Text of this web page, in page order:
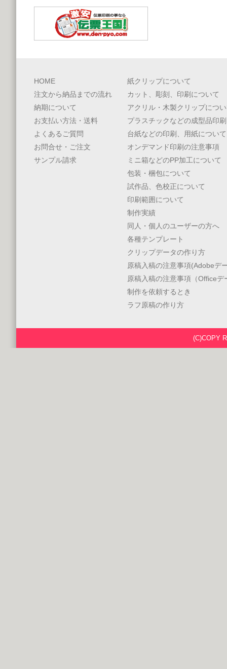
HOME
注文から納品までの流れ
納期について
お支払い方法・送料
よくあるご質問
お問合せ・ご注文
サンプル請求
紙クリップについて
カット、彫刻、印刷について
アクリル・木製クリップにつ
プラスチックなどの成型品印
台紙などの印刷、用紙について
オンデマンド印刷の注意事項
ミニ箱などのPP加工について
包装・梱包について
試作品、色校正について
印刷範囲について
制作実績
同人・個人のユーザーの方へ
各種テンプレート
クリップデータの作り方
原稿入稿の注意事項(Adobeデ
原稿入稿の注意事項（Officeデ
制作を依頼するとき
ラフ原稿の作り方
(C)COPY